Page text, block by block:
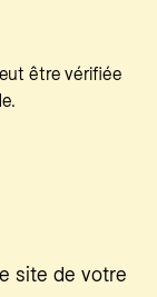
être vérifiée
site de votre